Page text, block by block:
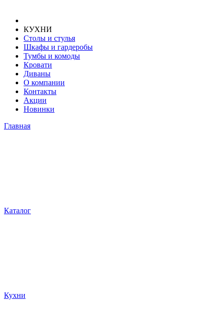
КУХНИ
Столы и стулья
Шкафы и гардеробы
Тумбы и комоды
Кровати
Диваны
О компании
Контакты
Акции
Новинки
Главная
Каталог
Кухни